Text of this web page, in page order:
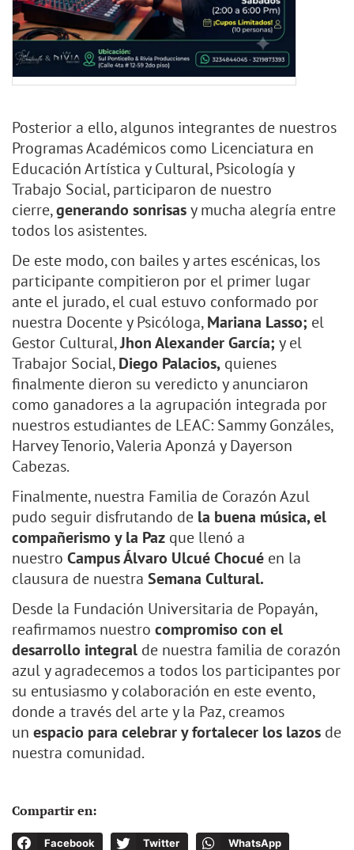
Posterior a ello, algunos integrantes de nuestros
Programas Académicos como Licenciatura en
Educación Artística y Cultural, Psicología y
Trabajo Social, participaron de nuestro
cierre,generando sonrisasy mucha alegría entre
todos los asistentes.
De este modo, con bailes y artes escénicas, los
participante compitieron por el primer lugar
ante el jurado, el cual estuvo conformado por
nuestra Docente y Psicóloga,Mariana Lasso; el
Gestor Cultural,Jhon Alexander García; y el
Trabajor Social,Diego Palacios, quienes
finalmente dieron su veredicto y anunciaron
como ganadores a la agrupación integrada por
nuestros estudiantes de LEAC: Sammy Gonzáles,
Harvey Tenorio, Valeria Aponzá y Dayerson
Cabezas.
Finalmente, nuestra Familia de Corazón Azul
pudo seguir disfrutando de la buena música, el
compañerismo y la Paz que llenó a
nuestro Campus Álvaro Ulcué Chocué en la
clausura de nuestra Semana Cultural.
Desde la Fundación Universitaria de Popayán,
reafirmamos nuestro compromiso con el
desarrollo integral de nuestra familia de corazón
azul y agradecemos a todos los participantes por
su entusiasmo y colaboración en este evento,
donde a través del arte y la Paz, creamos
un espacio para celebrar y fortalecer los lazos de
nuestra comunidad.
Compartir en:
Facebook Twitter WhatsApp